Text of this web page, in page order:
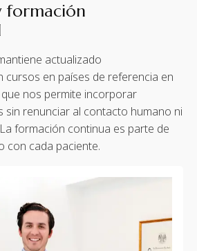
formación
actualizado
cursos en países de referencia en
nos permite incorporar
renunciar al contacto humano ni
formación continua es parte de
con cada paciente.